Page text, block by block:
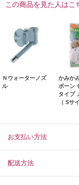
この商品を見た人はこ
Ｎウォーターノズ
ル
かみか
ボーン
タイプ
（ Sサ
お支払い方法
配送方法